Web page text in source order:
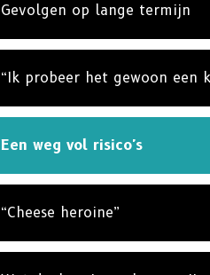
Gevolgen op lange termijn
“Ik probeer het gewoon een
Een weg vol risico's
“Cheese heroine”